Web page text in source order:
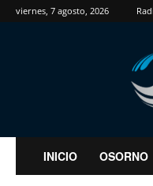
viernes, 7 agosto, 2026
INICIO OSORNO